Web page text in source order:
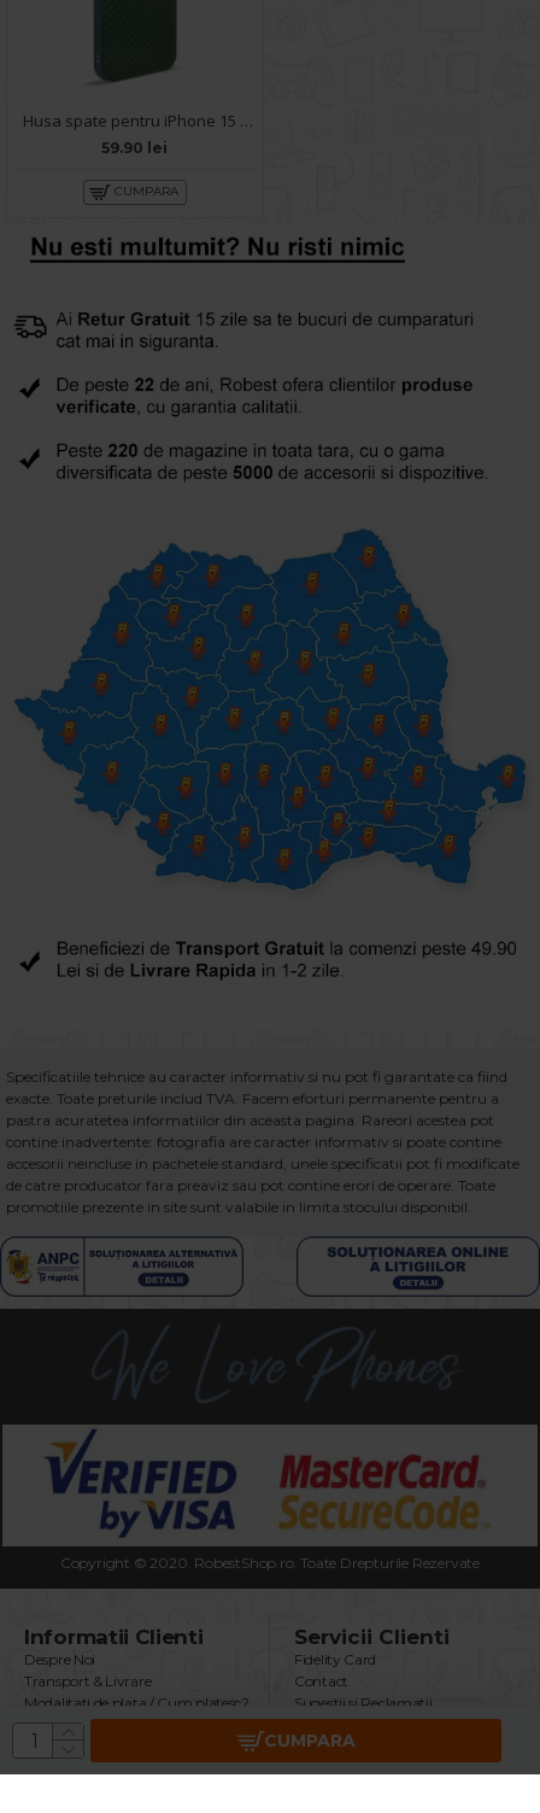
CUMPARA
Husa spate pentru iPhone 15 Pro Max- Lys case Verde
59.90 lei
CUMPARA
Specificatiile tehnice au caracter informativ si nu pot fi garantate ca fiind
exacte. Toate preturile includ TVA. Facem eforturi permanente pentru a
pastra acuratetea informatiilor din aceasta pagina. Rareori acestea pot
contine inadvertente: fotografia are caracter informativ si poate contine
accesorii neincluse in pachetele standard, unele specificatii pot fi modificate
de catre producator fara preaviz sau pot contine erori de operare. Toate
promotiile prezente in site sunt valabile in limita stocului disponibil.
Copyright © 2020. RobestShop.ro. Toate Drepturile Rezervate
Informatii Clienti
Despre Noi
Transport & Livrare
Modalitati de plata / Cum platesc?
Termeni & Conditii
Politica Confidentialitate
Securitatea Datelor GDPR
Servicii Clienti
Fidelity Card
Contact
Sugestii si Reclamatii
Intrebari Frecvente
Returnare Produs
Garantie Produse